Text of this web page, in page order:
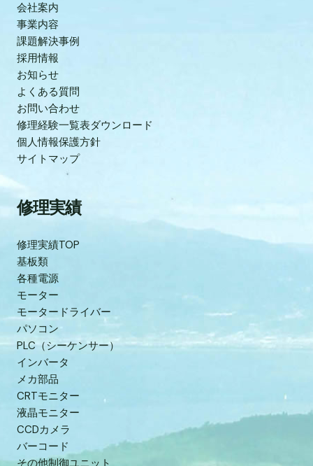
会社案内
事業内容
課題解決事例
採用情報
お知らせ
よくある質問
お問い合わせ
修理経験一覧表ダウンロード
個人情報保護方針
サイトマップ
修理実績
修理実績TOP
基板類
各種電源
モーター
モータードライバー
パソコン
PLC（シーケンサー）
インバータ
メカ部品
CRTモニター
液晶モニター
CCDカメラ
バーコード
その他制御ユニット